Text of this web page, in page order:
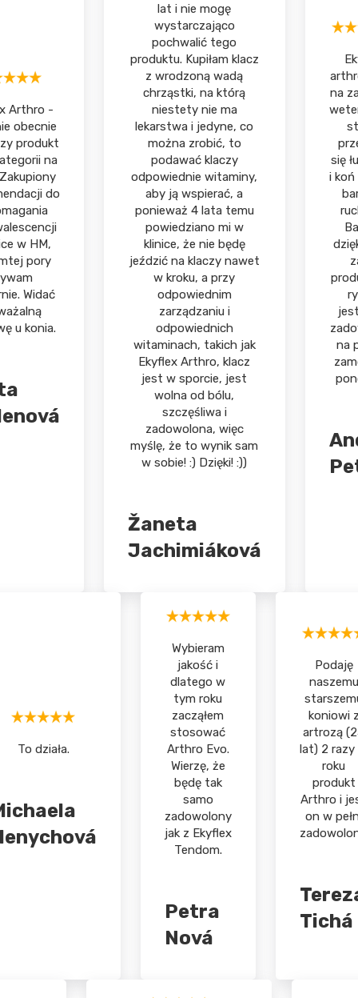
Arthro -
obecnie
produkt
na
do
w HM,
pory
Widać
u konia.
lat i nie mogę
wystarczająco
pochwalić tego
produktu. Kupiłam klacz
z wrodzoną wadą
chrząstki, na którą
niestety nie ma
lekarstwa i jedyne, co
można zrobić, to
podawać klaczy
odpowiednie witaminy,
aby ją wspierać, a
ponieważ 4 lata temu
powiedziano mi w
klinice, że nie będę
jeździć na klaczy nawet
w kroku, a przy
odpowiednim
zarządzaniu i
odpowiednich
witaminach, takich jak
Ekyflex Arthro, klacz
jest w sporcie, jest
wolna od bólu,
szczęśliwa i
zadowolona, więc
myślę, że to wynik sam
w sobie! :) Dzięki! :))
Žaneta
Jachimiáková
na
się
i koń
na
To działa.
Wybieram
jakość i
dlatego w
tym roku
zacząłem
stosować
Arthro Evo.
Wierzę, że
będę tak
samo
zadowolony
jak z Ekyflex
Tendom.
Petra
Nová
Podaję
naszemu
koniowi
artrozą
lat) 2 razy
roku
produkt
Arthro i
on w
Tichá